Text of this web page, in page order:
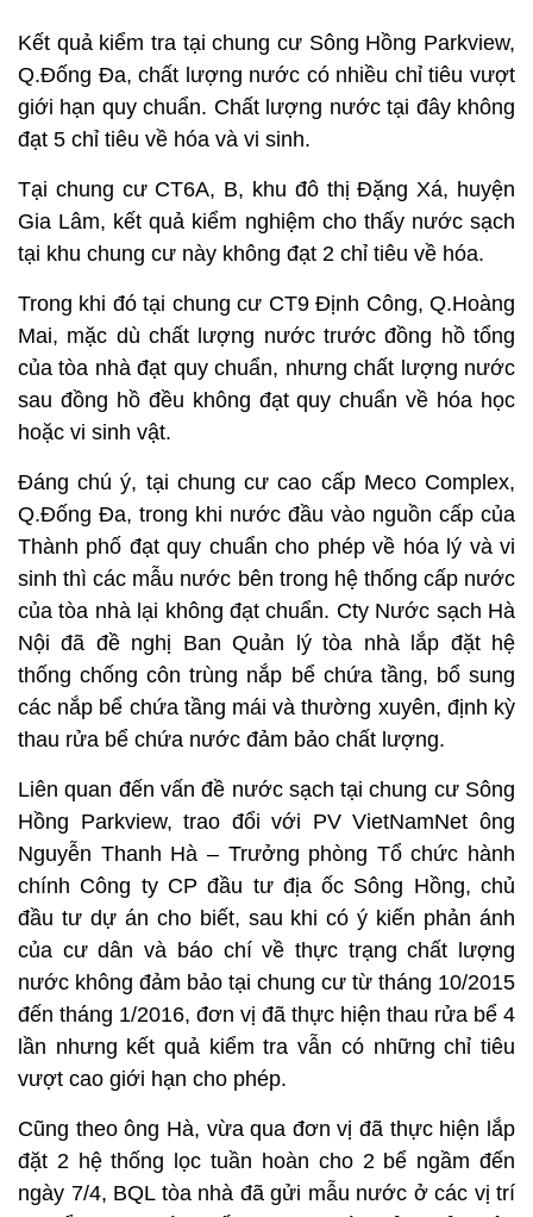
Kết quả kiểm tra tại chung cư Sông Hồng Parkview,
Q.Đống Đa, chất lượng nước có nhiều chỉ tiêu vượt
giới hạn quy chuẩn. Chất lượng nước tại đây không
đạt 5 chỉ tiêu về hóa và vi sinh.
Tại chung cư CT6A, B, khu đô thị Đặng Xá, huyện
Gia Lâm, kết quả kiểm nghiệm cho thấy nước sạch
tại khu chung cư này không đạt 2 chỉ tiêu về hóa.
Trong khi đó tại chung cư CT9 Định Công, Q.Hoàng
Mai, mặc dù chất lượng nước trước đồng hồ tổng
của tòa nhà đạt quy chuẩn, nhưng chất lượng nước
sau đồng hồ đều không đạt quy chuẩn về hóa học
hoặc vi sinh vật.
Đáng chú ý, tại chung cư cao cấp Meco Complex,
Q.Đống Đa, trong khi nước đầu vào nguồn cấp của
Thành phố đạt quy chuẩn cho phép về hóa lý và vi
sinh thì các mẫu nước bên trong hệ thống cấp nước
của tòa nhà lại không đạt chuẩn. Cty Nước sạch Hà
Nội đã đề nghị Ban Quản lý tòa nhà lắp đặt hệ
thống chống côn trùng nắp bể chứa tầng, bổ sung
các nắp bể chứa tầng mái và thường xuyên, định kỳ
thau rửa bể chứa nước đảm bảo chất lượng.
Liên quan đến vấn đề nước sạch tại chung cư Sông
Hồng Parkview, trao đổi với PV VietNamNet ông
Nguyễn Thanh Hà – Trưởng phòng Tổ chức hành
chính Công ty CP đầu tư địa ốc Sông Hồng, chủ
đầu tư dự án cho biết, sau khi có ý kiến phản ánh
của cư dân và báo chí về thực trạng chất lượng
nước không đảm bảo tại chung cư từ tháng 10/2015
đến tháng 1/2016, đơn vị đã thực hiện thau rửa bể 4
lần nhưng kết quả kiểm tra vẫn có những chỉ tiêu
vượt cao giới hạn cho phép.
Cũng theo ông Hà, vừa qua đơn vị đã thực hiện lắp
đặt 2 hệ thống lọc tuần hoàn cho 2 bể ngầm đến
ngày 7/4, BQL tòa nhà đã gửi mẫu nước ở các vị trí